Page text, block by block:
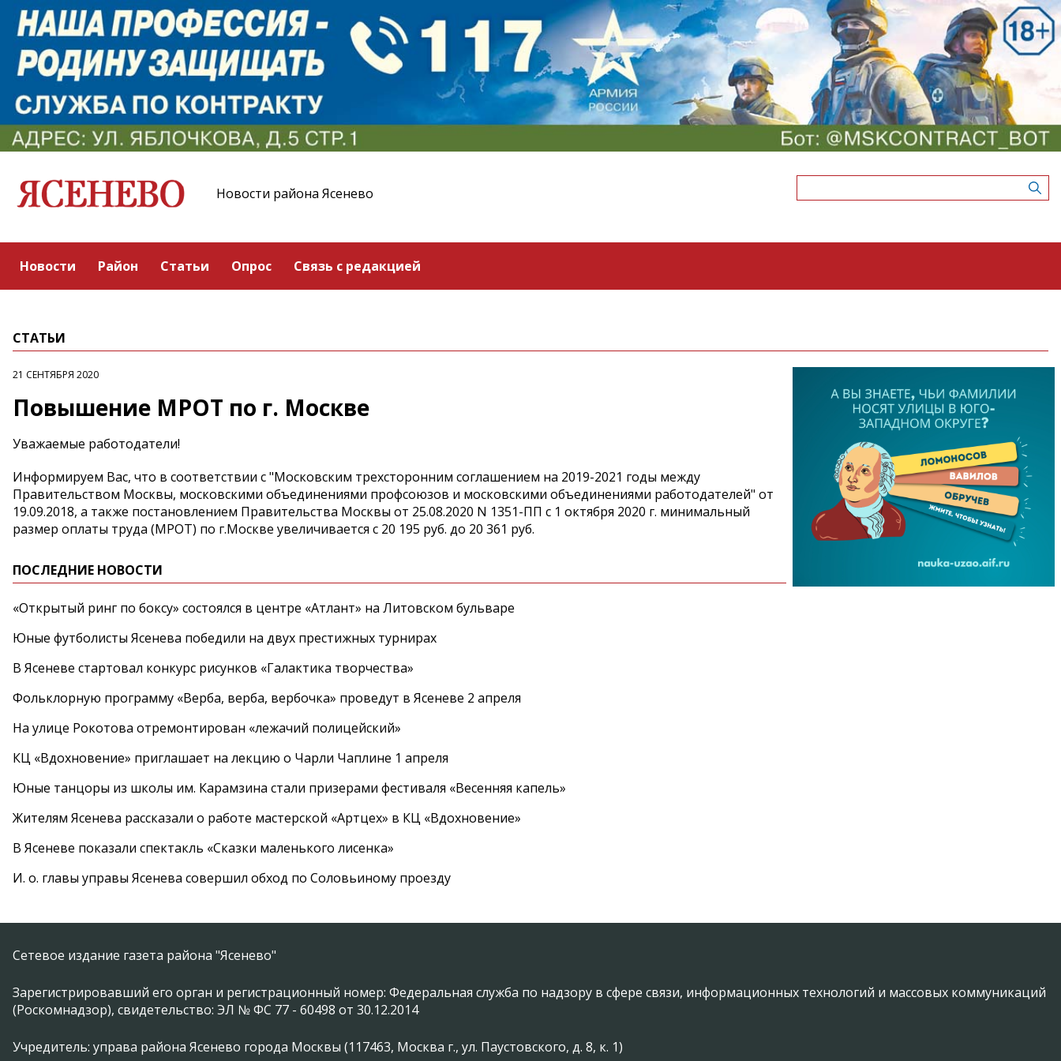
Новости района Ясенево
Новости Район Статьи Опрос Связь с редакцией
СТАТЬИ
21 СЕНТЯБРЯ 2020
Повышение МРОТ по г. Москве
Уважаемые работодатели!
Информируем Вас, что в соответствии с "Московским трехсторонним соглашением на 2019-2021 годы между
Правительством Москвы, московскими объединениями профсоюзов и московскими объединениями работодателей" от
19.09.2018, а также постановлением Правительства Москвы от 25.08.2020 N 1351-ПП с 1 октября 2020 г. минимальный
размер оплаты труда (МРОТ) по г.Москве увеличивается с 20 195 руб. до 20 361 руб.
ПОСЛЕДНИЕ НОВОСТИ
«Открытый ринг по боксу» состоялся в центре «Атлант» на Литовском бульваре
Юные футболисты Ясенева победили на двух престижных турнирах
В Ясеневе стартовал конкурс рисунков «Галактика творчества»
Фольклорную программу «Верба, верба, вербочка» проведут в Ясеневе 2 апреля
На улице Рокотова отремонтирован «лежачий полицейский»
КЦ «Вдохновение» приглашает на лекцию о Чарли Чаплине 1 апреля
Юные танцоры из школы им. Карамзина стали призерами фестиваля «Весенняя капель»
Жителям Ясенева рассказали о работе мастерской «Артцех» в КЦ «Вдохновение»
В Ясеневе показали спектакль «Сказки маленького лисенка»
И. о. главы управы Ясенева совершил обход по Соловьиному проезду
Сетевое издание газета района "Ясенево"
Зарегистрировавший его орган и регистрационный номер: Федеральная служба по надзору в сфере связи, информационных технологий и массовых коммуникаций
(Роскомнадзор), свидетельство: ЭЛ № ФС 77 - 60498 от 30.12.2014
Учредитель: управа района Ясенево города Москвы (117463, Москва г., ул. Паустовского, д. 8, к. 1)